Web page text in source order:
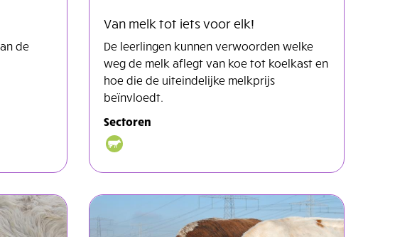
de
Van melk tot iets voor elk!
De leerlingen kunnen verwoorden welke
weg de melk aflegt van koe tot koelkast en
hoe die de uiteindelijke melkprijs
beïnvloedt.
Sectoren